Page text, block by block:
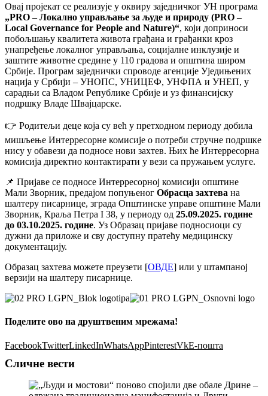
Овај пројекат се реализује у оквиру заједничког УН програма
„PRO – Локално управљање за људе и природу (PRO –
Local Governance for People and Nature)“, који доприноси
побољшању квалитета живота грађана и грађанки кроз
унапређење локалног управљања, социјалне инклузије и
заштите животне средине у 110 градова и општина широм
Србије. Програм заједнички спроводе агенције Уједињених
нација у Србији – УНОПС, УНИЦЕФ, УНФПА и УНЕП, у
сарадњи са Владом Републике Србије и уз финансијску
подршку Владе Швајцарске.
👉 Родитељи деце која су већ у претходном периоду добила
мишљење Интерресорне комисије о потреби стручне подршке
нису у обавези да подносе нови захтев. Њих ће Интерресорна
комисија директно контактирати у вези са пружањем услуге.
📌 Пријаве се подносе Интерресорној комисији општине
Мали Зворник, предајом попуњеног Обрасца захтева на
шалтеру писарнице, зграда Општинске управе општине Мали
Зворник, Краља Петра I 38, у периоду од 25.09.2025. године
до 03.10.2025. године. Уз Образац пријаве подносиоци су
дужни да приложе и сву доступну пратећу медицинску
документацију.
Образац захтева можете преузети [ОВДЕ] или у штампаној
верзији на шалтеру писарнице.
Поделите ово на друштвеним мрежама!
FacebookTwitterLinkedInWhatsAppPinterestVkЕ-пошта
Сличне вести